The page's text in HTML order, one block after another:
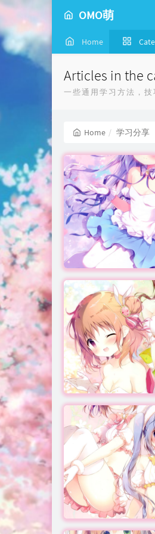
OMO萌
Home
Articles in the
一些通用学习方法，技
Home 学习分享